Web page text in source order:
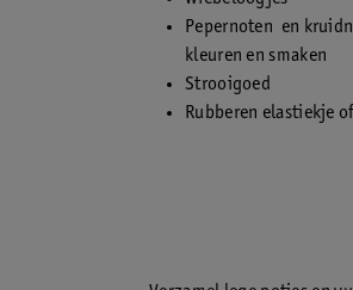
Pepernoten en
kleuren en smaken
Strooigoed
Rubberen elastiekje